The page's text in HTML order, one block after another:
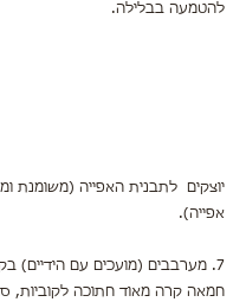
להטמעה בבלילה.
יוצקים  לתבנית האפייה (משומנת
אפייה).
7. מערבבים (מועכים עם הידיים) בקערה נפרדת:
חמאה קרה מאוד חתוכה לקוביות,